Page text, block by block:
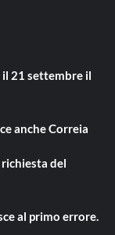
21 settembre il
anche Correia
richiesta del
al primo errore.